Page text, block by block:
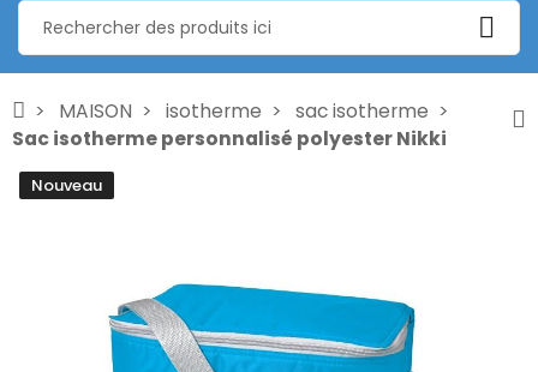
MAISON isotherme
sac isotherme
Sac isotherme personnalisé polyester Nikki
Nouveau